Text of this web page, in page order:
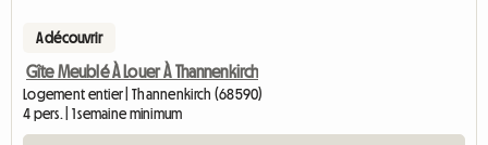
A découvrir
Gîte Meublé À Louer À Thannenkirch
Logement entier | Thannenkirch (68590)
4 pers. | 1 semaine minimum